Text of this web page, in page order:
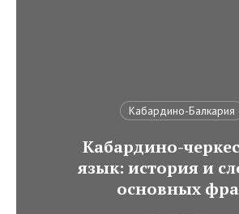
Кабардино-Балкария
Кабардино-
язык: история и
основных